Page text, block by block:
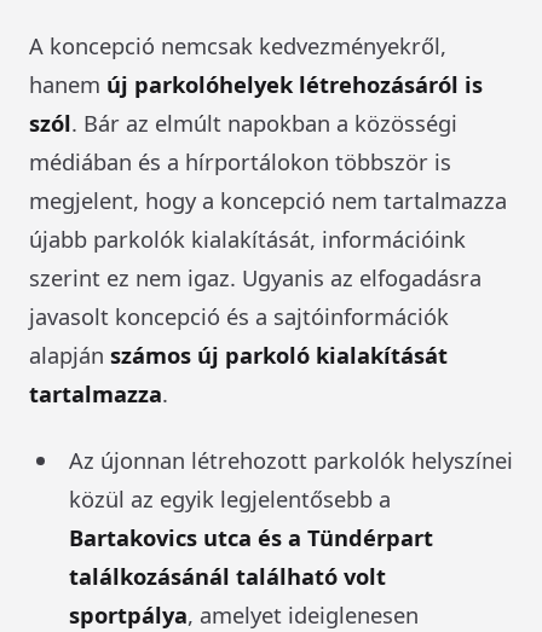
A koncepció nemcsak kedvezményekről,
hanem új parkolóhelyek létrehozásáról is
szól. Bár az elmúlt napokban a közösségi
médiában és a hírportálokon többször is
megjelent, hogy a koncepció nem tartalmazza
újabb parkolók kialakítását, információink
szerint ez nem igaz. Ugyanis az elfogadásra
javasolt koncepció és a sajtóinformációk
alapján számos új parkoló kialakítását
tartalmazza.
Az újonnan létrehozott parkolók helyszínei
közül az egyik legjelentősebb a
Bartakovics utca és a Tündérpart
találkozásánál található volt
sportpálya, amelyet ideiglenesen